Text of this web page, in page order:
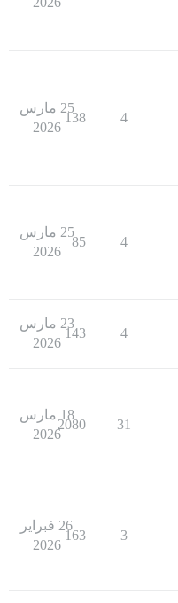
4
138
25 مارس
2026
4
85
25 مارس
2026
4
143
23 مارس
2026
31
2080
18 مارس
2026
3
163
26 فبراير
2026